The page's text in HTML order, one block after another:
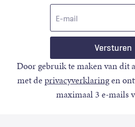
Door gebruik te maken van dit
met deprivacyverklaringen
maximaal 3 e-mails